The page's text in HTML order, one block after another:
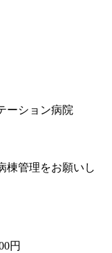
ション病院
棟管理をお願いし
円